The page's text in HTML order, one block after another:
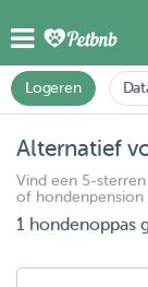
Logeren
Alternatief
Vind een 5-
of hondenpension
1 hondenoppas